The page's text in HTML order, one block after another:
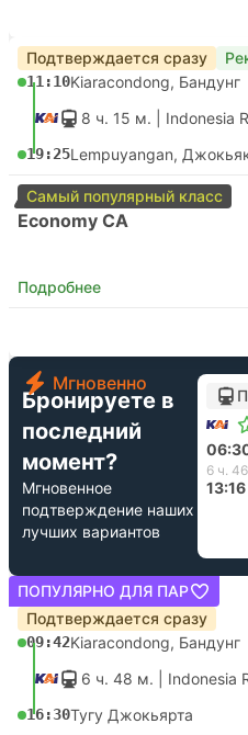
Подтверждается сразу
11:10Kiaracondong, Бандунг
8 ч. 15 м. | Indonesia
19:25Lempuyangan,
Самый популярный класс
Economy CA
Подробнее
Мгновенно
Бронируете в
последний
момент?
Мгновенное
подтверждение наших
лучших вариантов
13:16
ПОПУЛЯРНО ДЛЯ ПАР
Подтверждается сразу
09:42Kiaracondong, Бандунг
6 ч. 48 м. | Indonesia
16:30Тугу Джокьярта